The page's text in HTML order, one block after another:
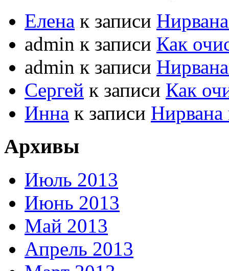
Елена к записи
admin к записи Как
admin к записи
Сергей к записи Как
Инна к записи
Архивы
Июль 2013
Июнь 2013
Май 2013
Апрель 2013